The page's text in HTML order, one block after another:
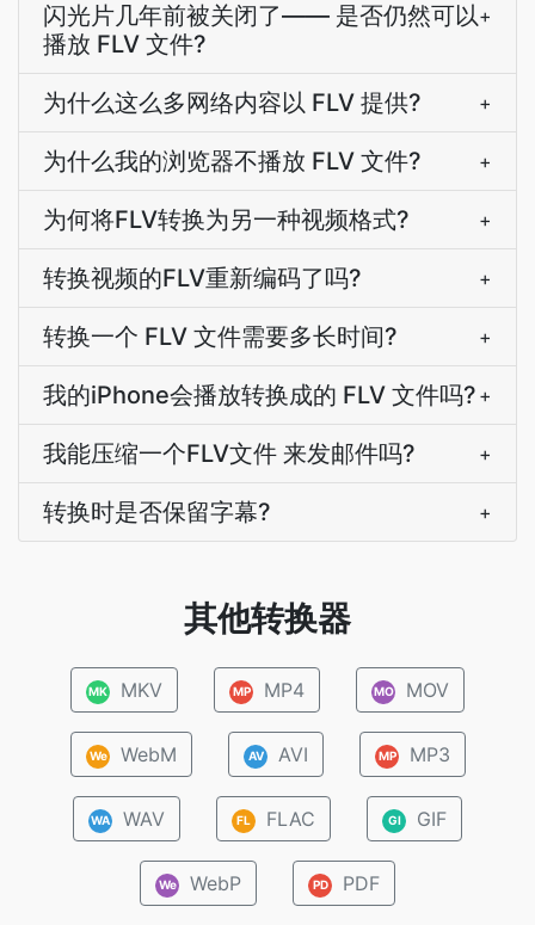
闪光片几年前被关闭了—— 是否仍然可以
播放 FLV 文件?
+
为什么这么多网络内容以 FLV 提供? +
为什么我的浏览器不播放 FLV 文件? +
为何将FLV转换为另一种视频格式? +
转换视频的FLV重新编码了吗? +
转换一个 FLV 文件需要多长时间? +
我的iPhone会播放转换成的 FLV 文件吗? +
我能压缩一个FLV文件 来发邮件吗? +
转换时是否保留字幕? +
其他转换器
MK MKV MP MP4 MO MOV
We WebM AV AVI MP MP3
WA WAV FL FLAC GI GIF
We WebP PD PDF